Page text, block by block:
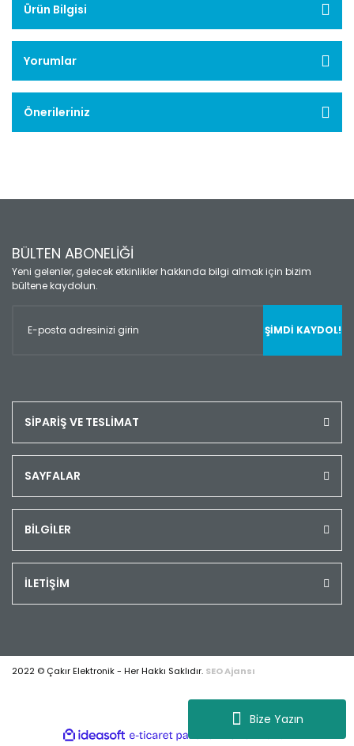
Bize Yazın
Ürün Bilgisi
Yorumlar
Önerileriniz
BÜLTEN ABONELİĞİ
Yeni gelenler, gelecek etkinlikler hakkında bilgi almak için bizim
bültene kaydolun.
ŞİMDİ KAYDOL!
SİPARİŞ VE TESLİMAT
SAYFALAR
BİLGİLER
İLETİŞİM
2022 © Çakır Elektronik - Her Hakkı Saklıdır. SEO Ajansı
ideasoft